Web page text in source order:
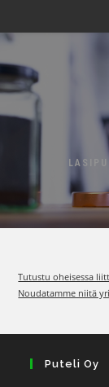
Tutustu oheisessa
Noudatamme niitä
Puteli Oy